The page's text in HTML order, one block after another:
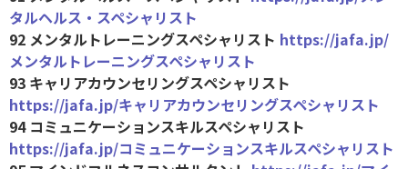
タルヘルス・スペシャリスト
92 メンタルトレーニングスペシャリスト https://jafa.jp/
メンタルトレーニングスペシャリスト
93 キャリアカウンセリングスペシャリスト
https://jafa.jp/キャリアカウンセリングスペシャリスト
94 コミュニケーションスキルスペシャリスト
https://jafa.jp/コミュニケーションスキルスペシャリスト